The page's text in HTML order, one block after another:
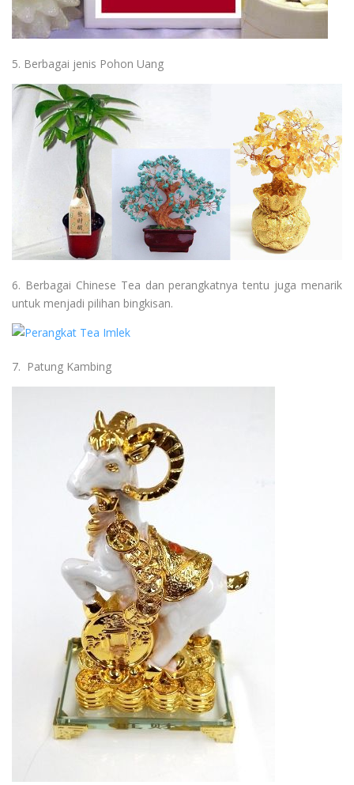
5. Berbagai jenis Pohon Uang
6. Berbagai Chinese Tea dan perangkatnya tentu juga menarik
untuk menjadi pilihan bingkisan.
7. Patung Kambing